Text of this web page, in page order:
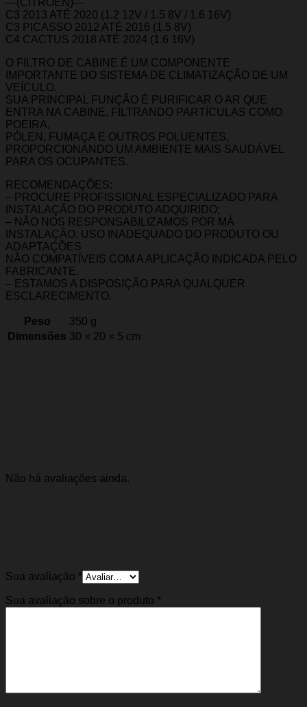
—(CITROEN)—
C3 2013 ATÉ 2020 (1.2 12V / 1.5 8V / 1.6 16V)
C3 PICASSO 2012 ATÉ 2016 (1.5 8V)
C4 CACTUS 2018 ATÉ 2024 (1.6 16V)
O FILTRO DE CABINE É UM COMPONENTE
IMPORTANTE DO SISTEMA DE CLIMATIZAÇÃO DE UM
VEÍCULO.
SUA PRINCIPAL FUNÇÃO É PURIFICAR O AR QUE
ENTRA NA CABINE, FILTRANDO PARTÍCULAS COMO
POEIRA,
PÓLEN, FUMAÇA E OUTROS POLUENTES,
PROPORCIONANDO UM AMBIENTE MAIS SAUDÁVEL
PARA OS OCUPANTES.
RECOMENDAÇÕES:
– PROCURE PROFISSIONAL ESPECIALIZADO PARA
INSTALAÇÃO DO PRODUTO ADQUIRIDO;
– NÃO NOS RESPONSABILIZAMOS POR MÁ
INSTALAÇÃO, USO INADEQUADO DO PRODUTO OU
ADAPTAÇÕES
NÃO COMPATÍVEIS COM A APLICAÇÃO INDICADA PELO
FABRICANTE.
– ESTAMOS A DISPOSIÇÃO PARA QUALQUER
ESCLARECIMENTO.
Peso
350 g
Dimensões 30 × 20 × 5 cm
Não há avaliações ainda.
Sua avaliação *
Sua avaliação sobre o produto *